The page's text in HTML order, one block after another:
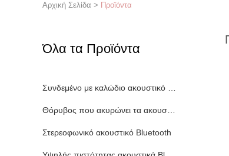
Αρχική Σελίδα > Προϊόντα
Όλα τα Προϊόντα
Συνδεμένο με καλώδιο ακουστικό Bluetooth
Θόρυβος που ακυρώνει τα ακουστικά Bluetooth
Στερεοφωνικό ακουστικό Bluetooth